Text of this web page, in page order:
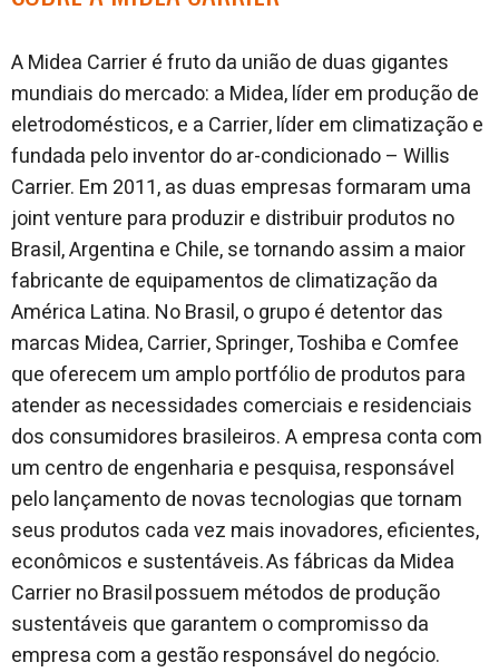
A Midea Carrier é fruto da união de duas gigantes
mundiais do mercado: a Midea, líder em produção de
eletrodomésticos, e a Carrier, líder em climatização e
fundada pelo inventor do ar-condicionado – Willis
Carrier. Em 2011, as duas empresas formaram uma
joint venture para produzir e distribuir produtos no
Brasil, Argentina e Chile, se tornando assim a maior
fabricante de equipamentos de climatização da
América Latina. No Brasil, o grupo é detentor das
marcas Midea, Carrier, Springer, Toshiba e Comfee
que oferecem um amplo portfólio de produtos para
atender as necessidades comerciais e residenciais
dos consumidores brasileiros. A empresa conta com
um centro de engenharia e pesquisa, responsável
pelo lançamento de novas tecnologias que tornam
seus produtos cada vez mais inovadores, eficientes,
econômicos e sustentáveis. As fábricas da Midea
Carrier no Brasil possuem métodos de produção
sustentáveis que garantem o compromisso da
empresa com a gestão responsável do negócio.